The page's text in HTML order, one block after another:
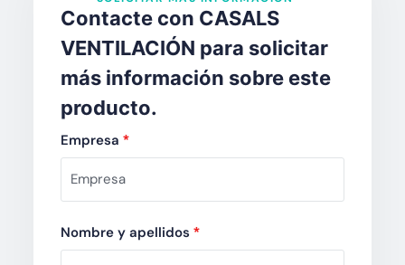
Contacte con CASALS
VENTILACIÓN para solicitar
más información sobre este
producto.
Empresa *
Nombre y apellidos *